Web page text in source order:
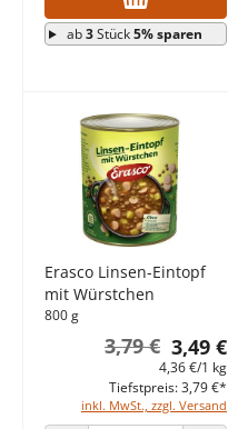
ab3Stück5% sparen
Erasco Linsen-Eintopf
mit Würstchen
800 g
3,49 €
3,79 €
4,36 €/1 kg
inkl. MwSt., zzgl. Versand
Tiefstpreis: 3,79 €*